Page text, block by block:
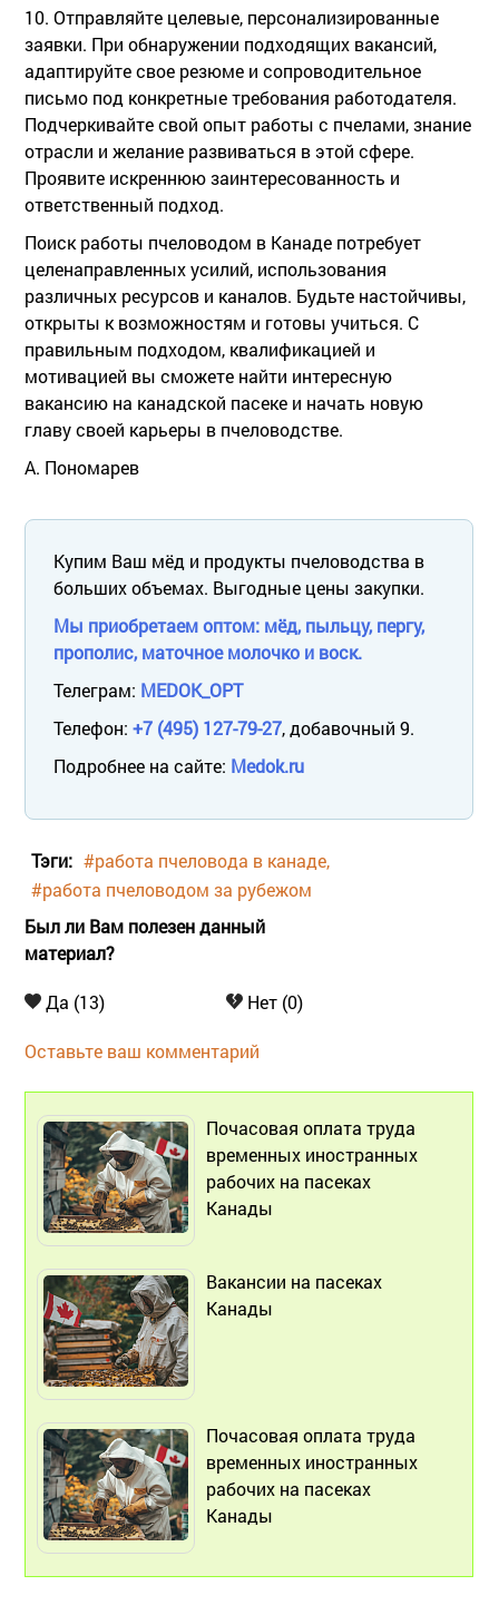
10. Отправляйте целевые, персонализированные
заявки. При обнаружении подходящих вакансий,
адаптируйте свое резюме и сопроводительное
письмо под конкретные требования работодателя.
Подчеркивайте свой опыт работы с пчелами, знание
отрасли и желание развиваться в этой сфере.
Проявите искреннюю заинтересованность и
ответственный подход.
Поиск работы пчеловодом в Канаде потребует
целенаправленных усилий, использования
различных ресурсов и каналов. Будьте настойчивы,
открыты к возможностям и готовы учиться. С
правильным подходом, квалификацией и
мотивацией вы сможете найти интересную
вакансию на канадской пасеке и начать новую
главу своей карьеры в пчеловодстве.
А. Пономарев
Купим Ваш мёд и продукты пчеловодства в
больших объемах. Выгодные цены закупки.
Мы приобретаем оптом: мёд, пыльцу, пергу,
прополис, маточное молочко и воск.
Телеграм: MEDOK_OPT
Телефон: +7 (495) 127-79-27, добавочный 9.
Подробнее на сайте: Medok.ru
Тэги: #работа пчеловода в канаде
#работа пчеловодом за рубежом
Был ли Вам полезен данный
материал?
Да (13) Нет (0)
Оставьте ваш комментарий
Почасовая оплата труда
временных иностранных
рабочих на пасеках
Канады
Вакансии на пасеках
Канады
Почасовая оплата труда
временных иностранных
рабочих на пасеках
Канады